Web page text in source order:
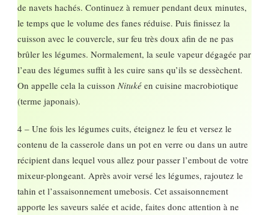
de navets hachés. Continuez à remuer pendant deux minutes,
le temps que le volume des fanes réduise. Puis finissez la
cuisson avec le couvercle, sur feu très doux afin de ne pas
brûler les légumes. Normalement, la seule vapeur dégagée par
l’eau des légumes suffit à les cuire sans qu’ils se dessèchent.
On appelle cela la cuisson Nituké en cuisine macrobiotique
(terme japonais).
4 – Une fois les légumes cuits, éteignez le feu et versez le
contenu de la casserole dans un pot en verre ou dans un autre
récipient dans lequel vous allez pour passer l’embout de votre
mixeur-plongeant. Après avoir versé les légumes, rajoutez le
tahin et l’assaisonnement umebosis. Cet assaisonnement
apporte les saveurs salée et acide, faites donc attention à ne